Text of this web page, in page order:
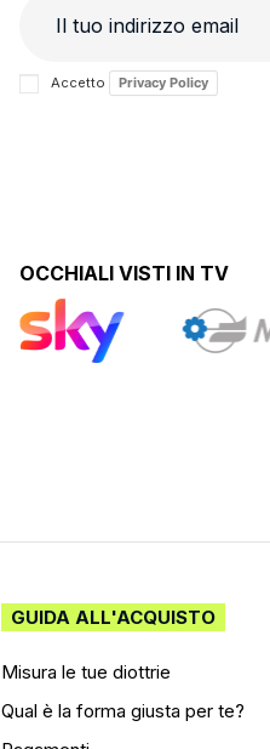
Accetto Privacy Policy
OCCHIALI VISTI IN TV
GUIDA ALL'ACQUISTO
Misura le tue diottrie
Qual è la forma giusta per te?